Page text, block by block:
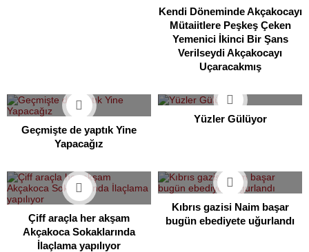
Kendi Döneminde Akçakocayı
Mütaiitlere Peşkeş Çeken
Yemenici İkinci Bir Şans
Verilseydi Akçakocayı
Uçaracakmış
Geçmişte de yaptık Yine
Yapacağız
Yüzler Gülüyor
Çiff araçla her akşam
Akçakoca Sokaklarında
İlaçlama yapılıyor
Kıbrıs gazisi Naim başar
bugün ebediyete uğurlandı